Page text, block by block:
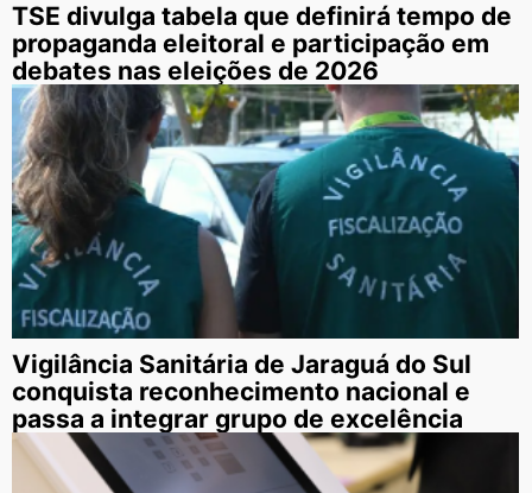
TSE divulga tabela que definirá tempo de
propaganda eleitoral e participação em
debates nas eleições de 2026
Vigilância Sanitária de Jaraguá do Sul
conquista reconhecimento nacional e
passa a integrar grupo de excelência